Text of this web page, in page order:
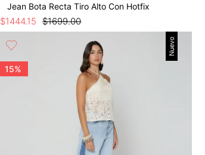
Jean Bota Recta Tiro Alto Con Hotfix
$1699.00
$1444.15
Nuevo
15%